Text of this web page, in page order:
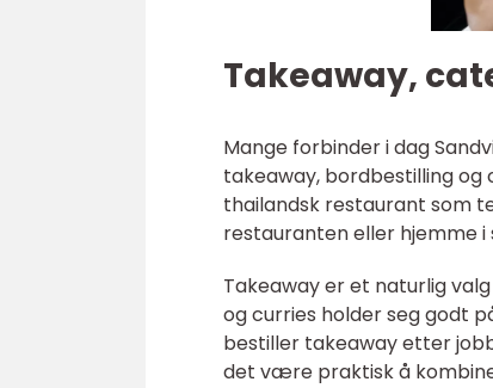
Takeaway,
Mange forbinder i dag
takeaway, bordbestilling og
thailandsk restaurant som
restauranten eller hjemme i
Takeaway er et naturlig
og curries holder seg godt
bestiller takeaway etter
det være praktisk å